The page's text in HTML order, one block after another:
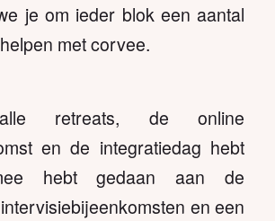
je om ieder blok een aantal
met corvee.
retreats, de online
en de integratiedag hebt
hebt gedaan aan de
en een